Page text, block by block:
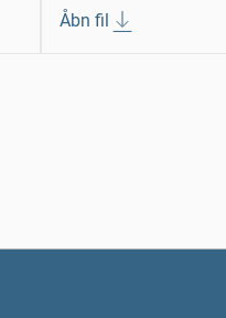
Åbn fil